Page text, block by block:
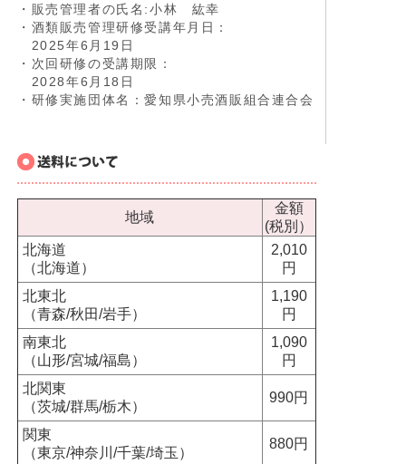
・販売管理者の氏名:小林 紘幸
・酒類販売管理研修受講年月日：
2025年6月19日
・次回研修の受講期限：
2028年6月18日
・研修実施団体名：愛知県小売酒販組合連合会
地域
金額
(税別）
北海道
（北海道）
2,010
円
北東北
（青森/秋田/岩手）
1,190
円
南東北
（山形/宮城/福島）
1,090
円
北関東
（茨城/群馬/栃木）
990円
関東
（東京/神奈川/千葉/埼玉）
880円